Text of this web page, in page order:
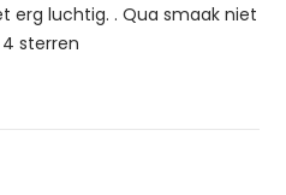
erg luchtig. . Qua smaak niet
sterren